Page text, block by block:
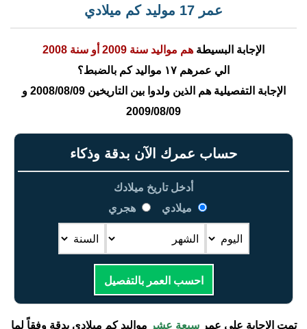
عمر 17 موليد كم ميلادي
الإجابة البسيطة هم مواليد سنة 2009 أو سنة 2008
الي عمرهم ١٧ مواليد كم بالضبط؟
الإجابة التفصيلية هم الذين ولدوا بين التاريخين 2008/08/09 و
2009/08/09
حساب عمرك الآن بدقة وذكاء
أدخل تاريخ ميلادك
ميلادي
هجري
احسب العمر بالتفصيل
تمت الإجابة على عمرسبعة عشر مواليد كم ميلادي بدقة وفقاً لما